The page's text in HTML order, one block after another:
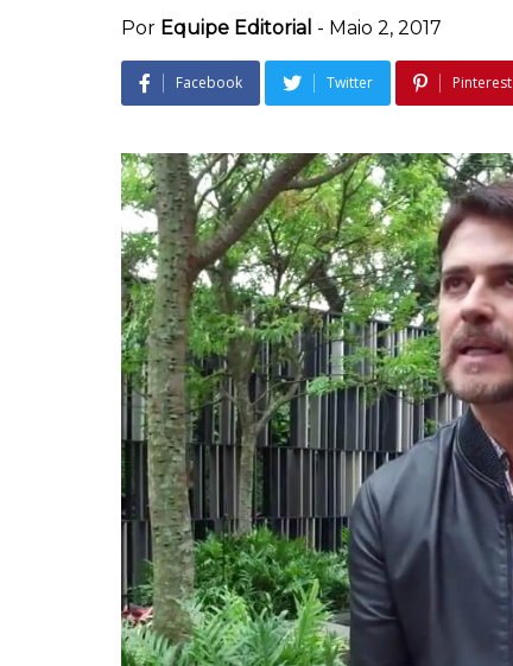
Por Equipe Editorial - Maio 2, 2017
Facebook Twitter Pinterest